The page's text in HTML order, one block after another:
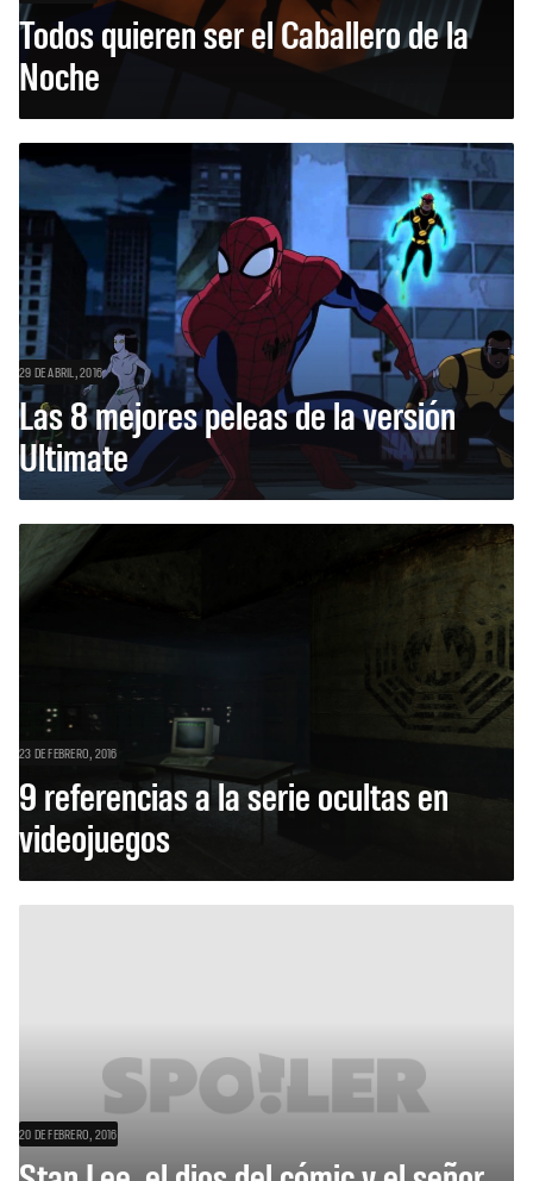
Todos quieren ser el Caballero de la
Noche
29 DE ABRIL, 2016
Las 8 mejores peleas de la versión
Ultimate
23 DE FEBRERO, 2016
9 referencias a la serie ocultas en
videojuegos
20 DE FEBRERO, 2016